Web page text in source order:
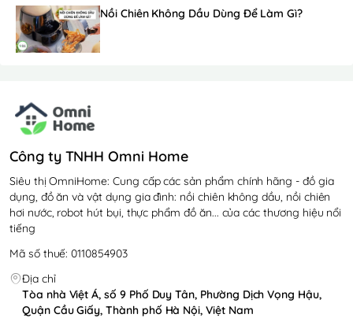
Nồi Chiên Không Dầu Dùng Để Làm Gì?
Công ty TNHH Omni Home
Siêu thị OmniHome: Cung cấp các sản phẩm chính hãng - đồ gia
dụng, đồ ăn và vật dụng gia đình: nồi chiên không dầu, nồi chiên
hơi nước, robot hút bụi, thực phẩm đồ ăn... của các thương hiệu nổi
tiếng
Mã số thuế: 0110854903
Địa chỉ
Tòa nhà Việt Á, số 9 Phố Duy Tân, Phường Dịch Vọng Hậu,
Quận Cầu Giấy, Thành phố Hà Nội, Việt Nam